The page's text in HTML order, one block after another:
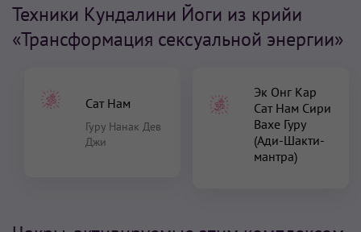
Техники Кундалини Йоги из крийи
«Трансформация сексуальной энергии»
Сат Нам
Гуру Нанак Дев
Джи
Эк Онг Кар
Сат Нам Сири
Вахе Гуру
(Ади-Шакти-
мантра)